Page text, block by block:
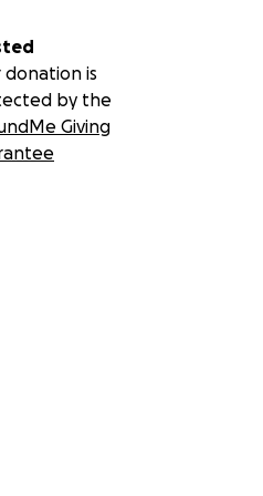
donation is
by the
Giving